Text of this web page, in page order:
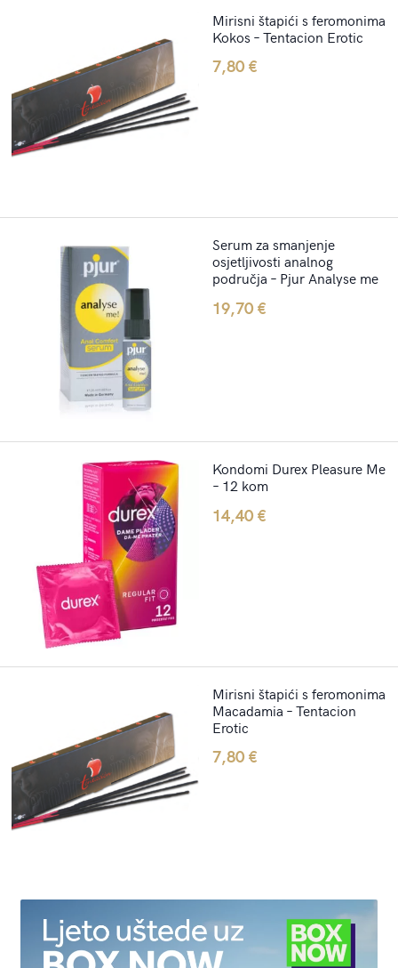
Mirisni štapići s feromonima
Kokos – Tentacion Erotic
7,80€
Serum za smanjenje
osjetljivosti analnog
područja – Pjur Analyse me
19,70€
Kondomi Durex Pleasure Me
– 12 kom
14,40€
Mirisni štapići s feromonima
Macadamia – Tentacion
Erotic
7,80€